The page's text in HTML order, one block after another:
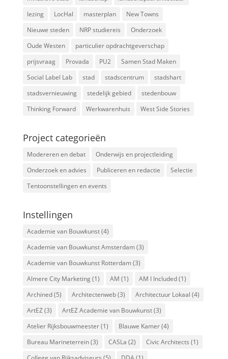
lezing
LocHal masterplan
New Towns
Nieuwe steden
NRP studiereis
Onderzoek
Oude Westen
particulier opdrachtgeverschap
prijsvraag
Provada PU2
Samen Stad Maken
Social Label Lab
stad stadscentrum
stadshart
stadsvernieuwing
stedelijk gebied
stedenbouw
Thinking Forward
Werkwarenhuis West Side Stories
Project categorieën
Modereren en debat
Onderwijs en projectleiding
Onderzoek en advies
Publiceren en redactie
Selectie
Tentoonstellingen en events
Instellingen
Academie van Bouwkunst(4)
Academie van Bouwkunst Amsterdam(3)
Academie van Bouwkunst Rotterdam(3)
Almere City Marketing(1) AM (1) AM I Included(1)
Archined(5) Architectenweb(3) Architectuur Lokaal (4)
ArtEZ(3) ArtEZ Academie van Bouwkunst(3)
Atelier Rijksbouwmeester(1) Blauwe Kamer(4)
Bureau Marineterrein(3) CASLa (2) Civic Architects (1)